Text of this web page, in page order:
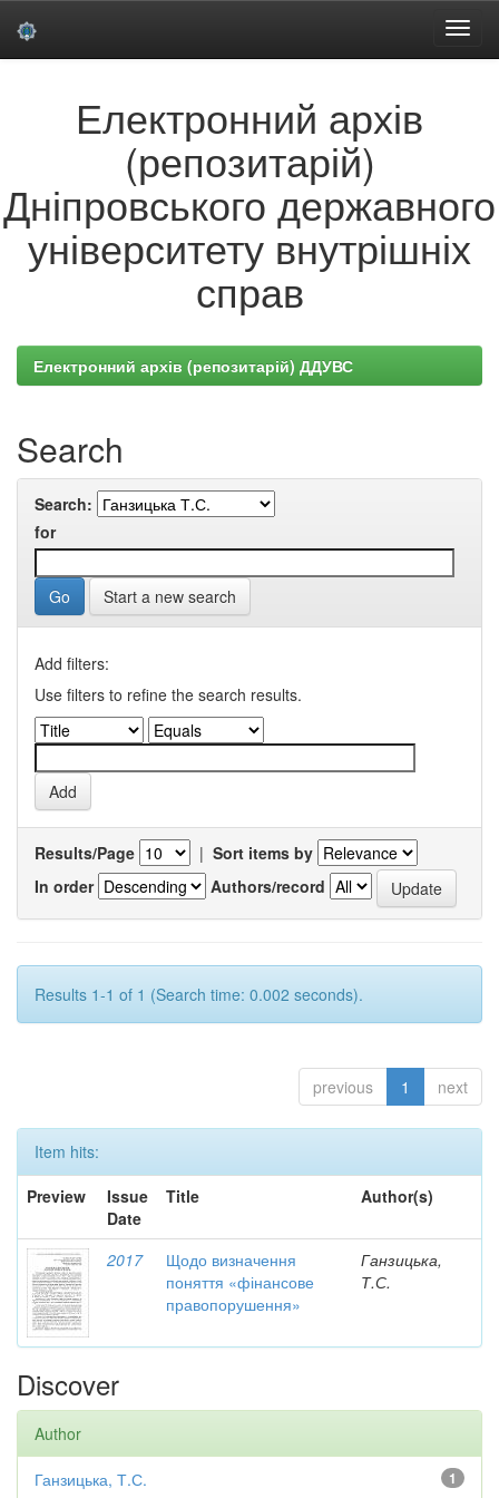
Електронний архів
(репозитарій)
Дніпровського державного
університету внутрішніх
справ
Електронний архів (репозитарій) ДДУВС
Search
Search:
for
Start a new search
Add filters:
Use filters to refine the search results.
Results/Page | Sort items by
In order
Authors/record
Results 1-1 of 1 (Search time: 0.002 seconds).
previous 1 next
Item hits:
Preview
Issue
Date
Title Author(s)
2017
Щодо визначення
поняття «фінансове
правопорушення»
Ганзицька,
Т.С.
Discover
Author
1
Ганзицька, Т.С.